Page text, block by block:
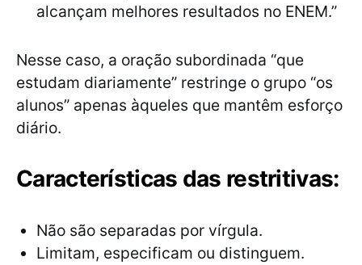
alcançam melhores resultados no ENEM.”
Nesse caso, a oração subordinada “que
estudam diariamente” restringe o grupo “os
alunos” apenas àqueles que mantêm esforço
diário.
Características das restritivas:
Não são separadas por vírgula.
Limitam, especificam ou distinguem.